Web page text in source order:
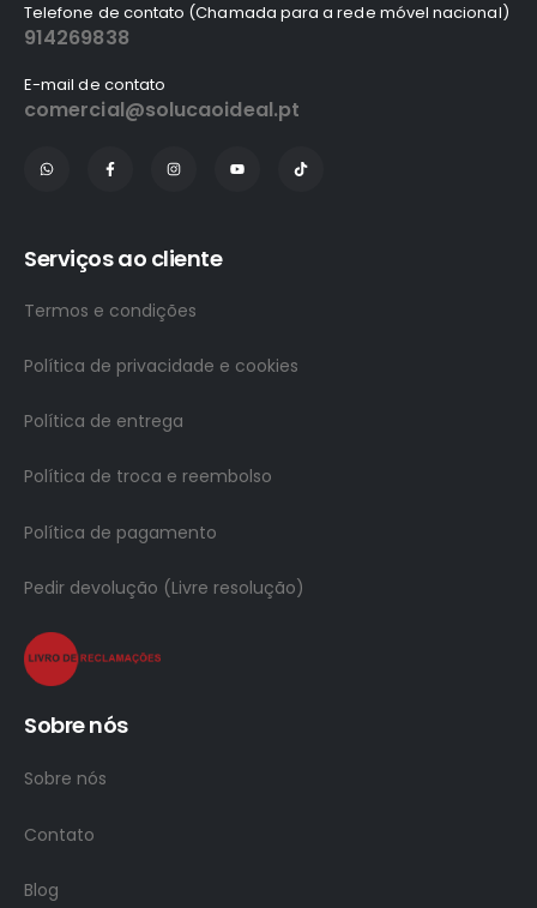
Telefone de contato (Chamada para a rede móvel nacional)
914269838
E-mail de contato
comercial@solucaoideal.pt
Serviços ao cliente
Termos e condições
Política de privacidade e cookies
Política de entrega
Política de troca e reembolso
Política de pagamento
Pedir devolução (Livre resolução)
Sobre nós
Sobre nós
Contato
Blog